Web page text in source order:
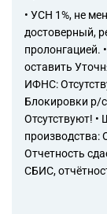
• УСН 1%, не
достоверный,
пролонгацией.
оставить
ИФНС:
Блокировки р/
Отсутствуют!
производства:
Отчетность
СБИС,